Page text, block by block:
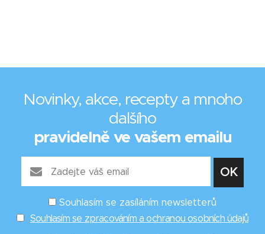
Novinky, akce, recepty a mnoho
dalšího
pravidelně ve vašem emailu
Souhlasím se zasíláním newsletterů
Souhlasím se zpracováním a ochranou osobních údajů